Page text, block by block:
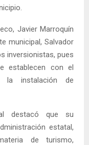
Javier Marroquín
municipal, Salvador
inversionistas, pues
establecen con el
la instalación de
destacó que su
estatal,
de turismo,